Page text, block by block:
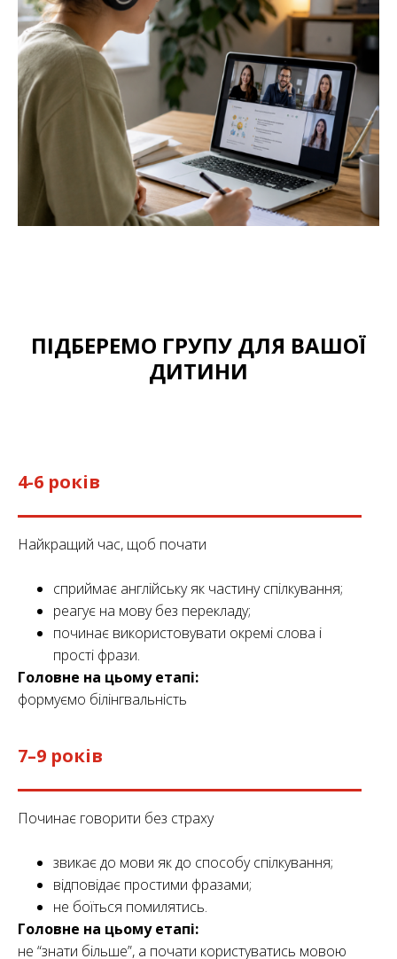
ПІДБЕРЕМО ГРУПУ ДЛЯ ВАШОЇ
ДИТИНИ
4-6 років
Найкращий час, щоб почати
сприймає англійську як частину спілкування;
реагує на мову без перекладу;
починає використовувати окремі слова і
прості фрази.
Головне на цьому етапі:
формуємо білінгвальність
7–9 років
Починає говорити без страху
звикає до мови як до способу спілкування;
відповідає простими фразами;
не боїться помилятись.
Головне на цьому етапі:
не “знати більше”, а почати користуватись мовою